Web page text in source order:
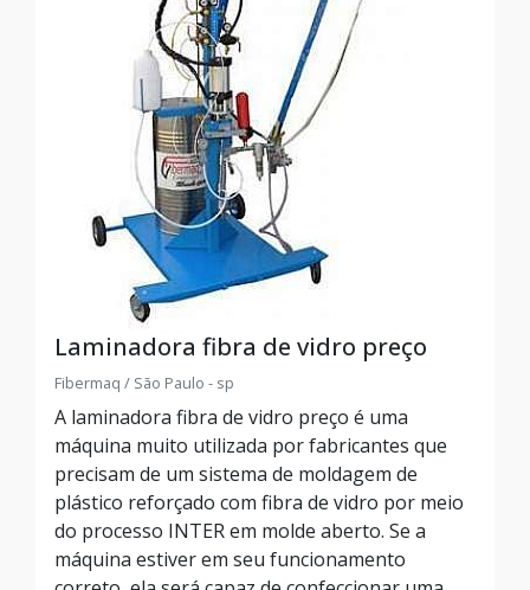
Laminadora fibra de vidro preço
Fibermaq / São Paulo - sp
A laminadora fibra de vidro preço é uma
máquina muito utilizada por fabricantes que
precisam de um sistema de moldagem de
plástico reforçado com fibra de vidro por meio
do processo INTER em molde aberto. Se a
máquina estiver em seu funcionamento